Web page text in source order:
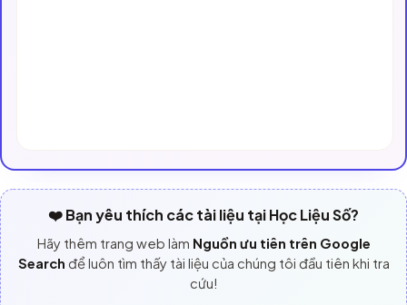
❤️ Bạn yêu thích các tài liệu tại Học Liệu Số?
Hãy thêm trang web làm Nguồn ưu tiên trên Google
Search để luôn tìm thấy tài liệu của chúng tôi đầu tiên khi tra
cứu!